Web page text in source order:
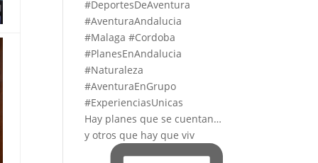
Hay planes que se cuentan…
y otros que hay que viv